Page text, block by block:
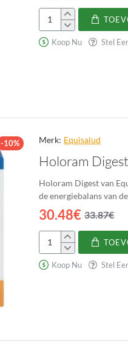
Forté
JaleaKoop Nu Stel
-10% Merk: Equisalud
Holoram Digest
Holoram Digest van
30.48€ 33.87€
Holoram
DigestKoop Nu Stel